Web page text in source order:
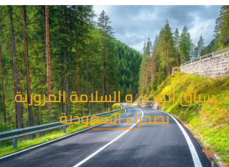
تخطي
إلى
المحتوى
سباق الهجن و السلامة المرورية
بصحراء السعودية